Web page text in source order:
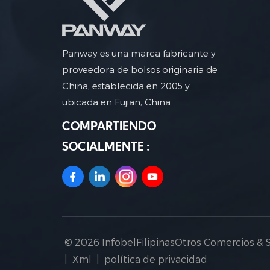
Panway es una marca fabricante y
proveedora de bolsos originaria de
China, establecida en 2005 y
ubicada en Fujian, China.
COMPARTIENDO
SOCIALMENTE :
© 2026 InfobelFilipinasOtros Comercios &
Xml política de privacidad